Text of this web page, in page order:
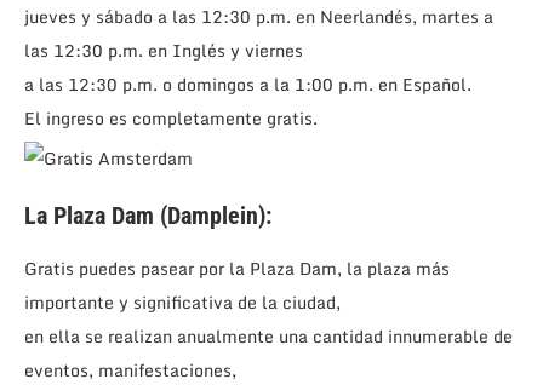
jueves y sábado a las 12:30 p.m. en Neerlandés, martes a
las 12:30 p.m. en Inglés y viernes
a las 12:30 p.m. o domingos a la 1:00 p.m. en Español.
El ingreso es completamente gratis.
La Plaza Dam (Damplein):
Gratis puedes pasear por la Plaza Dam, la plaza más
importante y significativa de la ciudad,
en ella se realizan anualmente una cantidad innumerable de
eventos, manifestaciones,